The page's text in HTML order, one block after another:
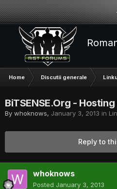
Home Discutii generale
BiTSENSE.Org -
By whoknows, January 3, 2013 in
Reply to
whoknows
Posted January 3, 2013